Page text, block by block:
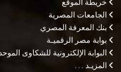
خريطة الموقع
الجامعات المصرية
بنك المعرفة المصري
بوابة مصر الرقميـة
البوابة الإلكترونية للشكاوى
المزيـد . . .